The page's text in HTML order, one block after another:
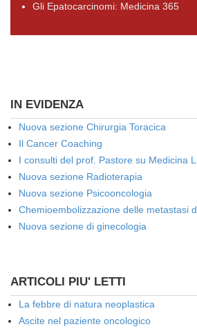
Gli Epatocarcinomi: Medicina 365
IN EVIDENZA
Nuova sezione Chirurgia Toracica
Il Cancer Coaching
I consulti del prof. Pastore su Medicina
Nuova sezione Radioterapia
Nuova sezione Psicooncologia
Chemioembolizzazione delle metastasi
Nuova sezione di ginecologia
ARTICOLI PIU' LETTI
La febbre di natura neoplastica
Ascite nel paziente oncologico